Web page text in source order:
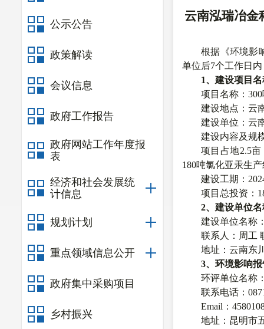
公示公告
政策解读
会议信息
政府工作报告
政府网站工作年度报
表
经济和社会发展统
计信息
规划计划
重点领域信息公开
政府集中采购项目
乡村振兴
云南泓瑞冶金
根据《环境影
单位后7个工作日
1、建设项目
项 目名称： 300
建设地点： 云
建设单位：云
建设内容及规
项目 占地2.5亩
180吨氯化亚汞生
建设工期： 202
项目 总投资 ：
2、建设单位
建设单位名称
联系人： 周 工
地址： 云南东
3、环境影响
环评单位名称
联系电话：
Email ：
地址 ： 昆明市